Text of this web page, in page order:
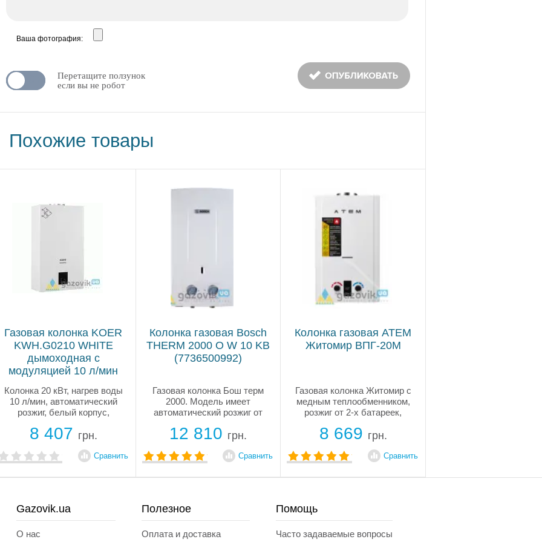
Ваша фотография:
OFF
Перетащите ползунок
если вы не робот
Похожие товары
Газовая колонка KOER
KWH.G0210 WHITE
дымоходная с
модуляцией 10 л/мин
Колонка 20 кВт, нагрев воды
10 л/мин, автоматический
розжиг, белый корпус,
пламени. Медный
теплообменник Oxygen Free,
стабильная температура
воды, экономия газа и
современный LED-дисплей.
8 407 грн.
Сравнить
Колонка газовая Bosch
THERM 2000 О W 10 KB
(7736500992)
Газовая колонка Бош терм
2000. Модель имеет
автоматический розжиг от
усиленным медным
теплообменником. Сборка
Португалия. Гарантия 2 года.
Бесплатная доставка. Ждем
Вашего заказа!
12 810 грн.
Сравнить
Колонка газовая АТЕМ
Житомир ВПГ-20М
Газовая колонка Житомир с
медным теплообменником,
розжиг от 2-х батареек,
горячей воды в минуту,
высокий уровень КПД,
экономное потребление газа,
датчик тяги, ионизационный
электрод, без...
8 669 грн.
Сравнить
Gazovik.ua
О нас
Полезное
Оплата и доставка
Помощь
Часто задаваемые вопросы